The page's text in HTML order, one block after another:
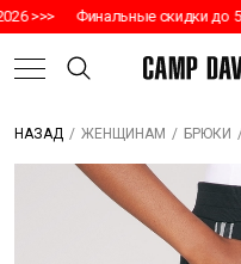
>>> Финальные скидки до
НАЗАД / ЖЕНЩИНАМ / БРЮКИ